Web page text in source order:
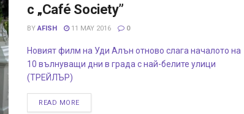
с „Café Society”
BY AFISH 11 MAY 2016 0
Новият филм на Уди Алън отново слага началото на
10 вълнуващи дни в града с най-белите улици
(ТРЕЙЛЪР)
READ MORE